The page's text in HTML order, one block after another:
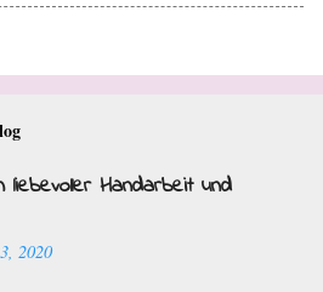
Handarbeit und
2020